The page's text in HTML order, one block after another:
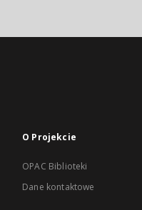
O Projekcie
OPAC Biblioteki
Dane kontaktowe